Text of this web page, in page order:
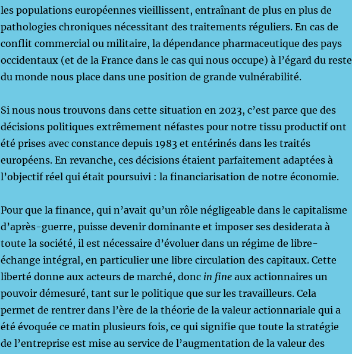
les populations européennes vieillissent, entraînant de plus en plus de
pathologies chroniques nécessitant des traitements réguliers. En cas de
conflit commercial ou militaire, la dépendance pharmaceutique des pays
occidentaux (et de la France dans le cas qui nous occupe) à l’égard du reste
du monde nous place dans une position de grande vulnérabilité.
Si nous nous trouvons dans cette situation en 2023, c’est parce que des
décisions politiques extrêmement néfastes pour notre tissu productif ont
été prises avec constance depuis 1983 et entérinés dans les traités
européens. En revanche, ces décisions étaient parfaitement adaptées à
l’objectif réel qui était poursuivi : la financiarisation de notre économie.
Pour que la finance, qui n’avait qu’un rôle négligeable dans le capitalisme
d’après-guerre, puisse devenir dominante et imposer ses desiderata à
toute la société, il est nécessaire d’évoluer dans un régime de libre-
échange intégral, en particulier une libre circulation des capitaux. Cette
liberté donne aux acteurs de marché, donc in fineaux actionnaires un
pouvoir démesuré, tant sur le politique que sur les travailleurs. Cela
permet de rentrer dans l’ère de la théorie de la valeur actionnariale qui a
été évoquée ce matin plusieurs fois, ce qui signifie que toute la stratégie
de l’entreprise est mise au service de l’augmentation de la valeur des